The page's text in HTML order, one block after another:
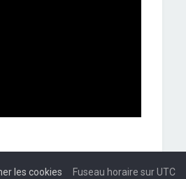
Fuseau horaire surUTC
les cookies